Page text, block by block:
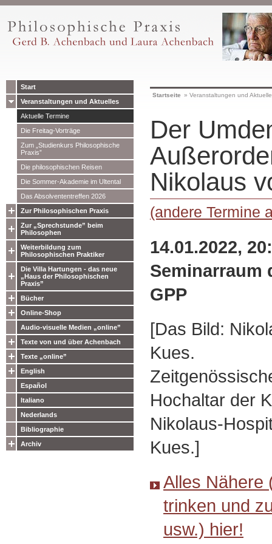
Start
Veranstaltungen und Aktuelles
Aktuelle Termine
Die Freitag-Vorträge
Zum „Studienkurs Philosophische
Praxis”
Die philosophischen Reisen
Die Sommer-Akademie im Ultental
Das Absolvententreffen 2026
Zur Philosophischen Praxis
Zur „Sprechstunde” beim
Philosophen
Weiterbildung zum
Philosophischen Praktiker
Die Villa Hartungen - das neue
„Haus der Philosophischen
Praxis”
Bücher
Online-Shop
Audio-visuelle Medien „online”
Texte von und über Achenbach
Texte „online”
English
Español
Italiano
Nederlands
Bibliographie
Archiv
Startseite » Veranstaltungen und
Der
Nikolaus
(andere Termine
14.01.2022,
Seminarraum
GPP
[Das Bild:
Kues.
Hochaltar der
Nikolaus-
Kues.]
Alles Nähere
trinken und
usw.) hier!